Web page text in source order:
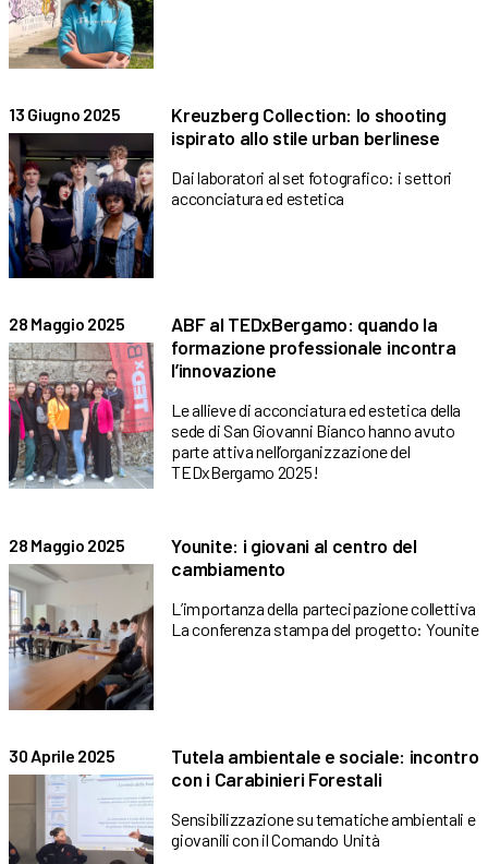
13 Giugno 2025
Kreuzberg Collection: lo shooting
ispirato allo stile urban berlinese
Dai laboratori al set fotografico: i settori
acconciatura ed estetica
28 Maggio 2025
ABF al TEDxBergamo: quando la
formazione professionale incontra
l’innovazione
Le allieve di acconciatura ed estetica della
sede di San Giovanni Bianco hanno avuto
parte attiva nell’organizzazione del
TEDxBergamo 2025!
28 Maggio 2025
Younite: i giovani al centro del
cambiamento
L’importanza della partecipazione collettiva
La conferenza stampa del progetto: Younite
30 Aprile 2025
Tutela ambientale e sociale: incontro
con i Carabinieri Forestali
Sensibilizzazione su tematiche ambientali e
giovanili con il Comando Unità